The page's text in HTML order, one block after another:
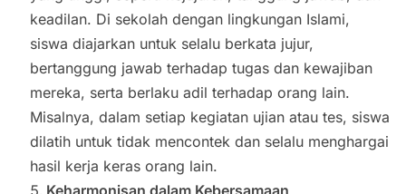
keadilan. Di sekolah dengan lingkungan Islami,
siswa diajarkan untuk selalu berkata jujur,
bertanggung jawab terhadap tugas dan kewajiban
mereka, serta berlaku adil terhadap orang lain.
Misalnya, dalam setiap kegiatan ujian atau tes, siswa
dilatih untuk tidak mencontek dan selalu menghargai
hasil kerja keras orang lain.
Keharmonisan dalam Kebersamaan